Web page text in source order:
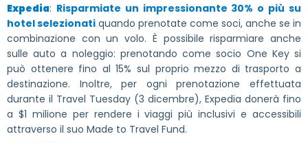
Expedia: Risparmiate un impressionante 30% o più su
hotel selezionati quando prenotate come soci, anche se in
combinazione con un volo. È possibile risparmiare anche
sulle auto a noleggio: prenotando come socio One Key si
può ottenere fino al 15% sul proprio mezzo di trasporto a
destinazione. Inoltre, per ogni prenotazione effettuata
durante il Travel Tuesday (3 dicembre), Expedia donerà fino
a $1 milione per rendere i viaggi più inclusivi e accessibili
attraverso il suo Made to Travel Fund.